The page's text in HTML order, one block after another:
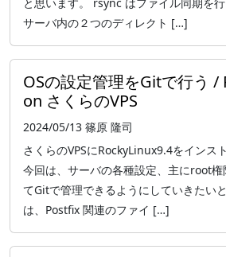
サーバ内の２つのディレクト […]
OSの設定管理をGitで行う /
on さくらのVPS
2024/05/13 篠原 隆司
さくらのVPSにRockyLinux9.4をインス
今回は、サーバの各種設定、主にroot
てGitで管理できるようにしていきたい
は、Postfix 関連のファイ […]